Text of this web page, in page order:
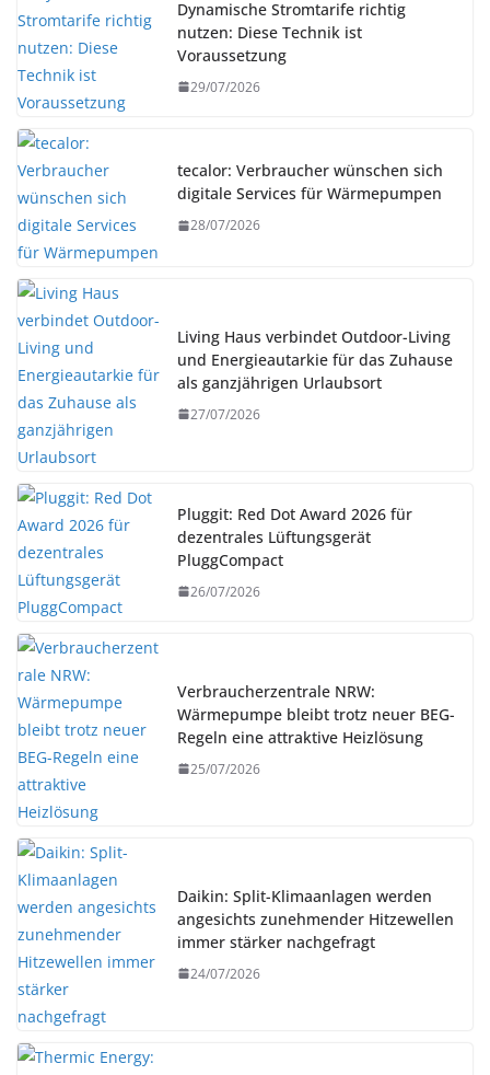
Dynamische Stromtarife richtig
nutzen: Diese Technik ist
Voraussetzung
29/07/2026
tecalor: Verbraucher wünschen sich
digitale Services für Wärmepumpen
28/07/2026
Living Haus verbindet Outdoor-Living
und Energieautarkie für das Zuhause
als ganzjährigen Urlaubsort
27/07/2026
Pluggit: Red Dot Award 2026 für
dezentrales Lüftungsgerät
PluggCompact
26/07/2026
Verbraucherzentrale NRW:
Wärmepumpe bleibt trotz neuer BEG-
Regeln eine attraktive Heizlösung
25/07/2026
Daikin: Split-Klimaanlagen werden
angesichts zunehmender Hitzewellen
immer stärker nachgefragt
24/07/2026